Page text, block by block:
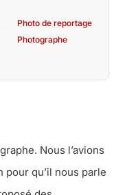
Photo de reportage
Photographe
Nous l’avions
qu’il nous parle